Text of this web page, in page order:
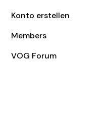
Konto erstellen
Members
VOG Forum